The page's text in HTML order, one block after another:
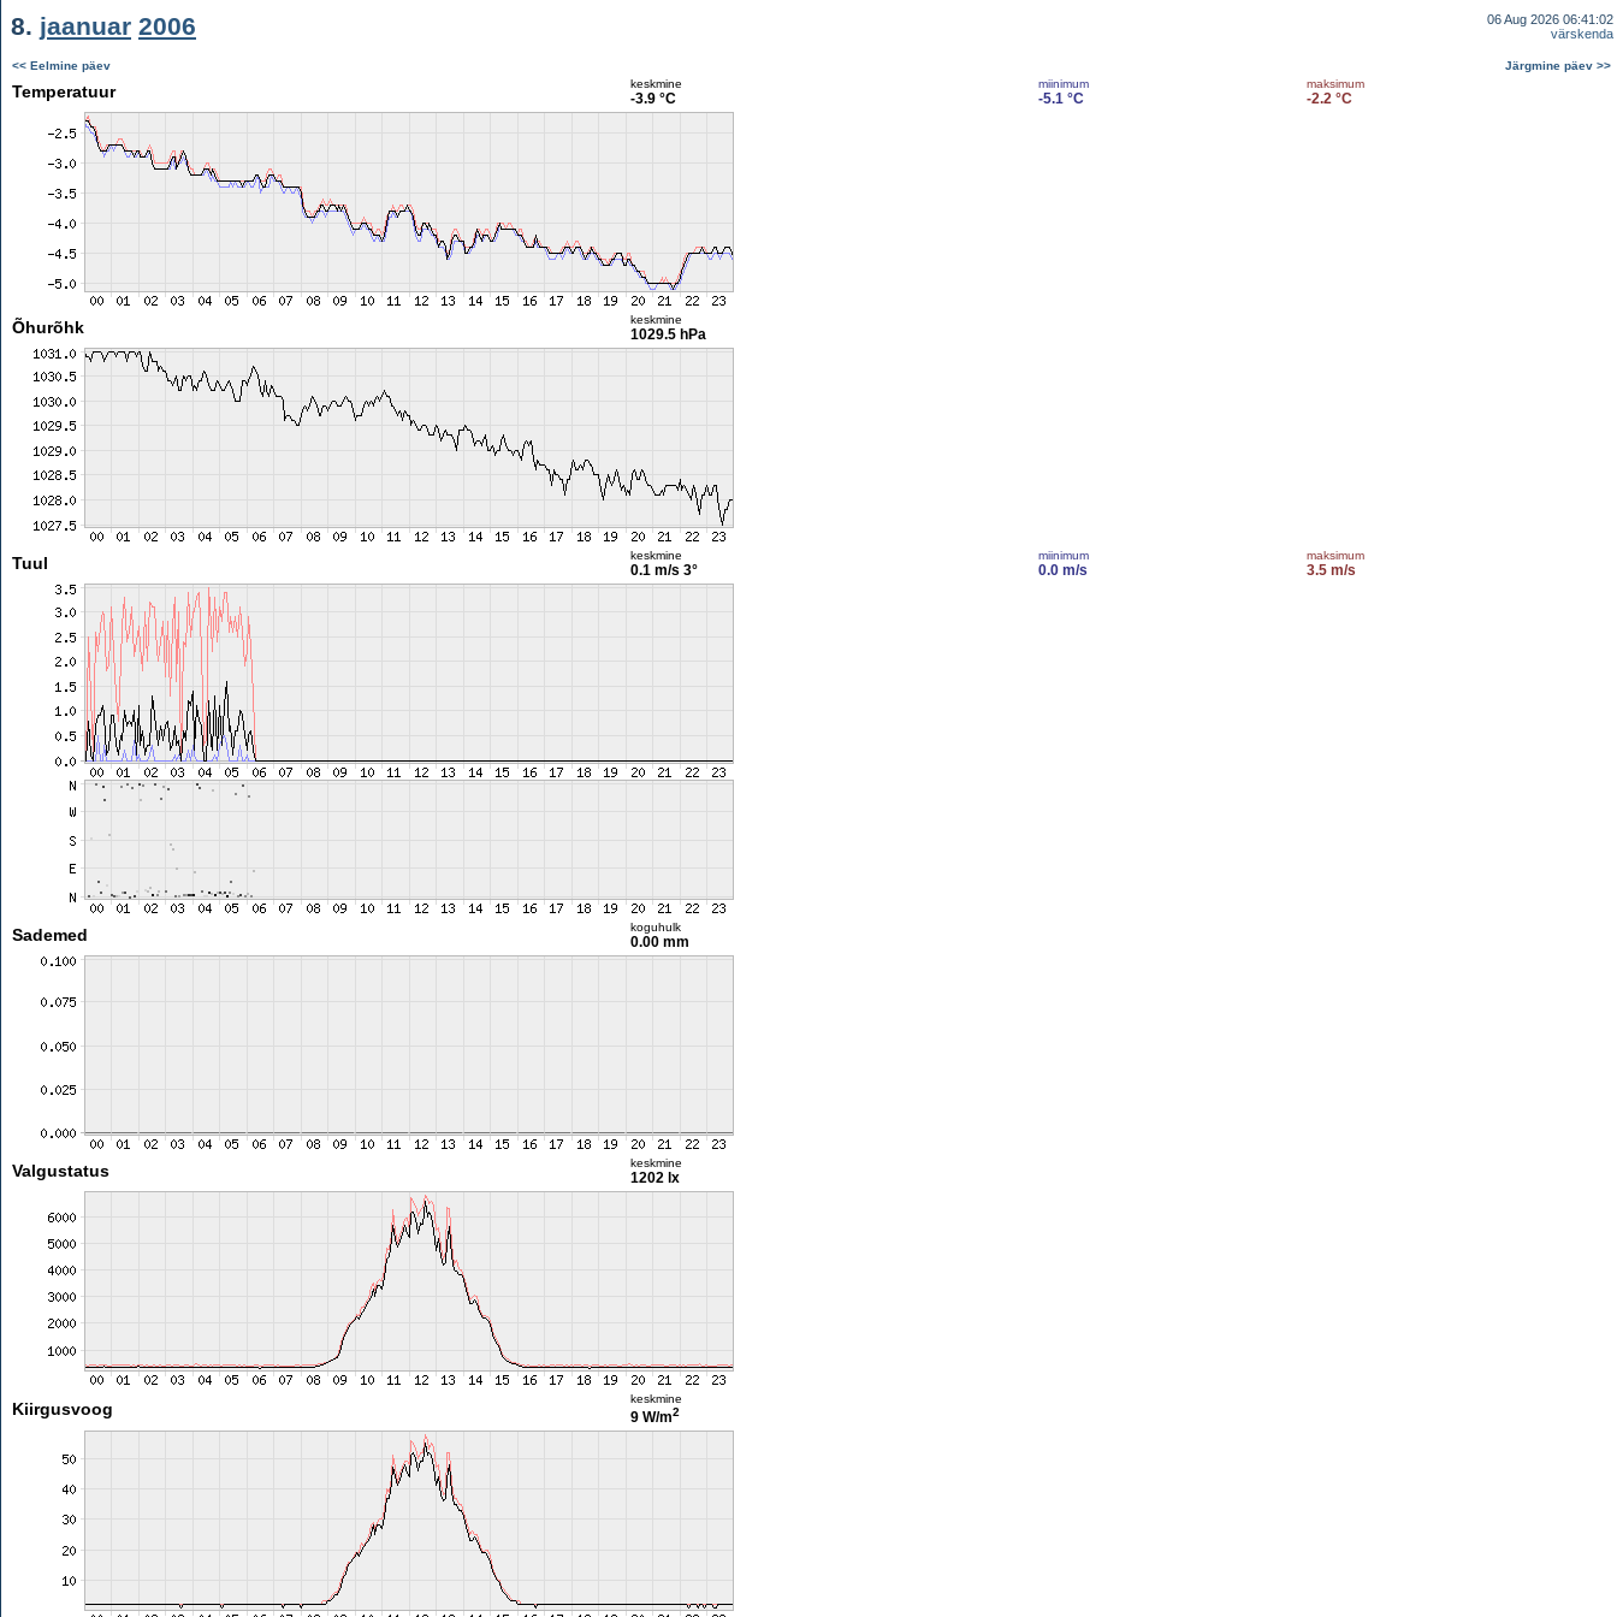
8. jaanuar 2006
06 Aug 2026 06:41:02
värskenda
<< Eelmine päev Järgmine päev >>
Temperatuur keskmine
-3.9 °C
miinimum
-5.1 °C
maksimum
-2.2 °C
Õhurõhk keskmine
1029.5 hPa
Tuul keskmine
0.1 m/s 3°
miinimum
0.0 m/s
maksimum
3.5 m/s
Sademed koguhulk
0.00 mm
Valgustatus keskmine
1202 lx
Kiirgusvoog
keskmine
9 W/m2